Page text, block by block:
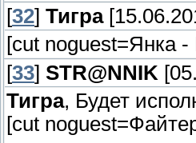
[32] Тигра
[cut noguest=Янка -
[33] STR@NNIK
Тигра, Будет
[cut